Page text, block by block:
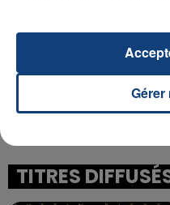
UNE
OPÉRER DE LA
reconnu sa
excuses.
TITRES
Gérer